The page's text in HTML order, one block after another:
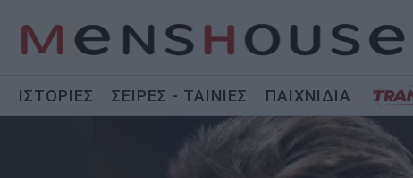
ΙΣΤΟΡΙΕΣ ΣΕΙΡΕΣ - ΤΑΙΝΙΕΣ ΠΑΙΧΝΙΔΙΑ